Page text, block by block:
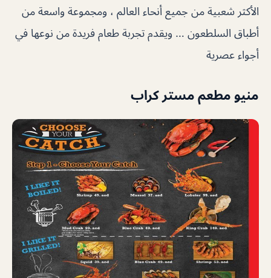
الأكثر شعبية من جميع أنحاء العالم ، ومجموعة واسعة من
أطباق السلطعون … ويقدم تجربة طعام فريدة من نوعها في
أجواء عصرية
منيو مطعم مستر كراب